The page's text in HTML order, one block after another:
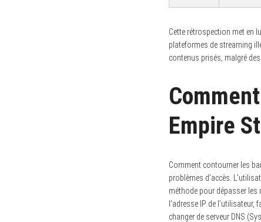
Cette rétrospection met en
plateformes de streaming
contenus prisés, malgré
Empire
Comment contourner les
problèmes d’accès.
méthode pour dépasser les
l’adresse IP de
changer de serveur DNS